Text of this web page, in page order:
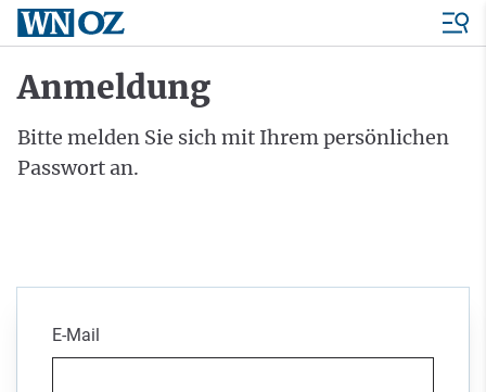
Anmeldung
Bitte melden Sie sich mit Ihrem persönlichen
Passwort an.
E-Mail